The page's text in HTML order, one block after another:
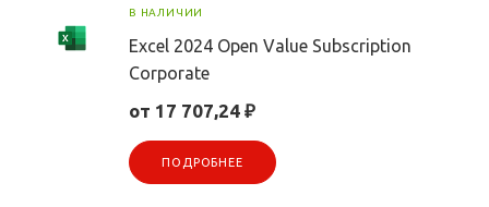
В НАЛИЧИИ
Excel 2024 Open Value Subscription
Corporate
от 17 707,24 ₽
ПОДРОБНЕЕ